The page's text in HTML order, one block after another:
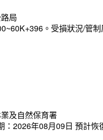
局
。受損狀況/管
及自然保育署
：2026年08月09日 預計